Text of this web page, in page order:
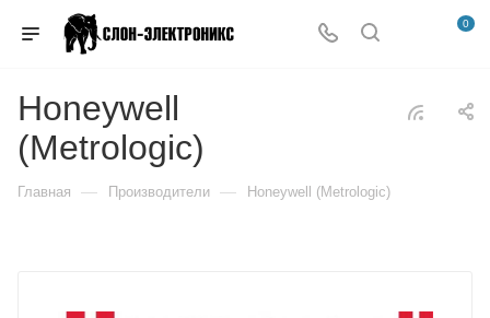
0
Honeywell
(Metrologic)
Главная — Производители — Honeywell (Metrologic)